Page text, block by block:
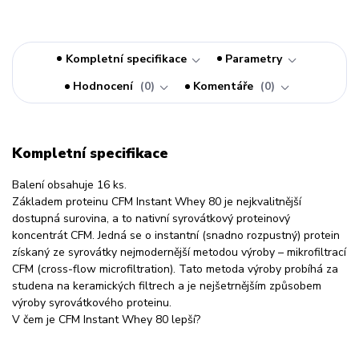
Kompletní specifikace
Parametry
Hodnocení
0 Komentáře 0
Kompletní specifikace
Balení obsahuje 16 ks.
Základem proteinu CFM Instant Whey 80 je nejkvalitnější
dostupná surovina, a to nativní syrovátkový proteinový
koncentrát CFM. Jedná se o instantní (snadno rozpustný) protein
získaný ze syrovátky nejmodernější metodou výroby – mikrofiltrací
CFM (cross-flow microfiltration). Tato metoda výroby probíhá za
studena na keramických filtrech a je nejšetrnějším způsobem
výroby syrovátkového proteinu.
V čem je CFM Instant Whey 80 lepší?